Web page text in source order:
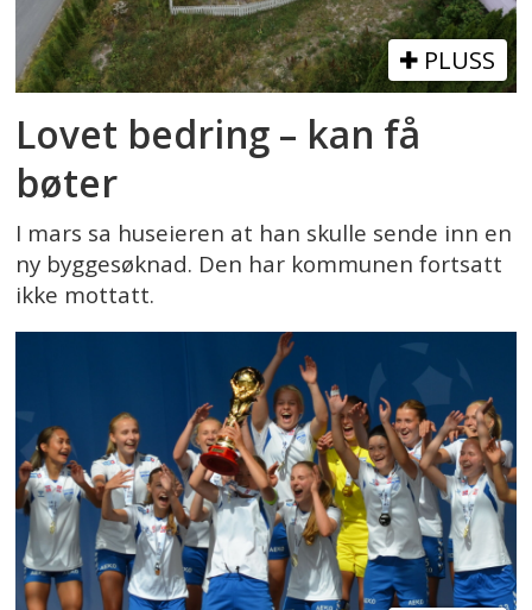
PLUSS
Lovet bedring – kan få
bøter
I mars sa huseieren at han skulle sende inn en
ny byggesøknad. Den har kommunen fortsatt
ikke mottatt.